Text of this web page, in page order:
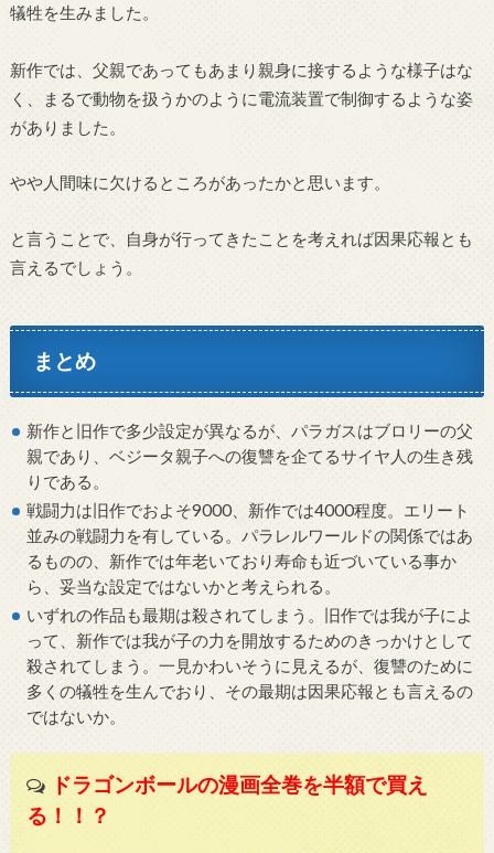
犠牲を生みました。
新作では、父親であってもあまり親身に接するような様子はな
く、まるで動物を扱うかのように電流装置で制御するような姿
がありました。
やや人間味に欠けるところがあったかと思います。
と言うことで、自身が行ってきたことを考えれば因果応報とも
言えるでしょう。
まとめ
新作と旧作で多少設定が異なるが、パラガスはブロリーの父
親であり、ベジータ親子への復讐を企てるサイヤ人の生き残
りである。
戦闘力は旧作でおよそ9000、新作では4000程度。エリート
並みの戦闘力を有している。パラレルワールドの関係ではあ
るものの、新作では年老いており寿命も近づいている事か
ら、妥当な設定ではないかと考えられる。
いずれの作品も最期は殺されてしまう。旧作では我が子によ
って、新作では我が子の力を開放するためのきっかけとして
殺されてしまう。一見かわいそうに見えるが、復讐のために
多くの犠牲を生んでおり、その最期は因果応報とも言えるの
ではないか。
ドラゴンボールの漫画全巻を半額で買え
る！！？